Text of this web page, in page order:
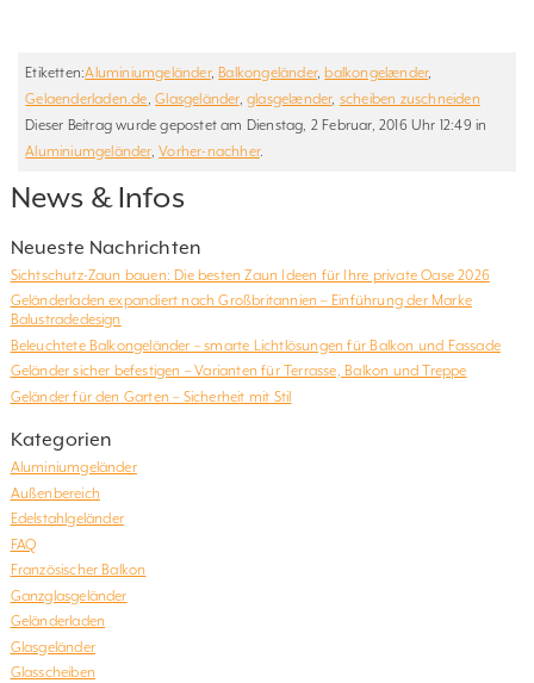
Etiketten:Aluminiumgeländer,Balkongeländer,balkongelænder,
Gelaenderladen.de ,Glasgeländer, glasgelænder, scheiben zuschneiden
Dieser Beitrag wurde gepostet am Dienstag, 2 Februar, 2016 Uhr 12:49 in
Aluminiumgeländer,Vorher-nachher.
News & Infos
Neueste Nachrichten
Sichtschutz-Zaun bauen: Die besten Zaun Ideen für Ihre private Oase 2026
Geländerladen expandiert nach Großbritannien – Einführung der Marke
Balustradedesign
Beleuchtete Balkongeländer – smarte Lichtlösungen für Balkon und Fassade
Geländer sicher befestigen – Varianten für Terrasse, Balkon und Treppe
Geländer für den Garten – Sicherheit mit Stil
Kategorien
Aluminiumgeländer
Außenbereich
Edelstahlgeländer
FAQ
Französischer Balkon
Ganzglasgeländer
Geländerladen
Glasgeländer
Glasscheiben